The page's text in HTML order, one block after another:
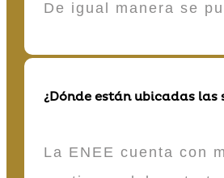
De igual manera se
¿Dónde están ubicadas las
La ENEE cuenta con